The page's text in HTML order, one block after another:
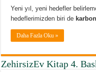
Yeni yıl, yeni hedefler
hedeflerimizden biri de
Daha Fazla Oku »
ZehirsizEv Kitap 4.